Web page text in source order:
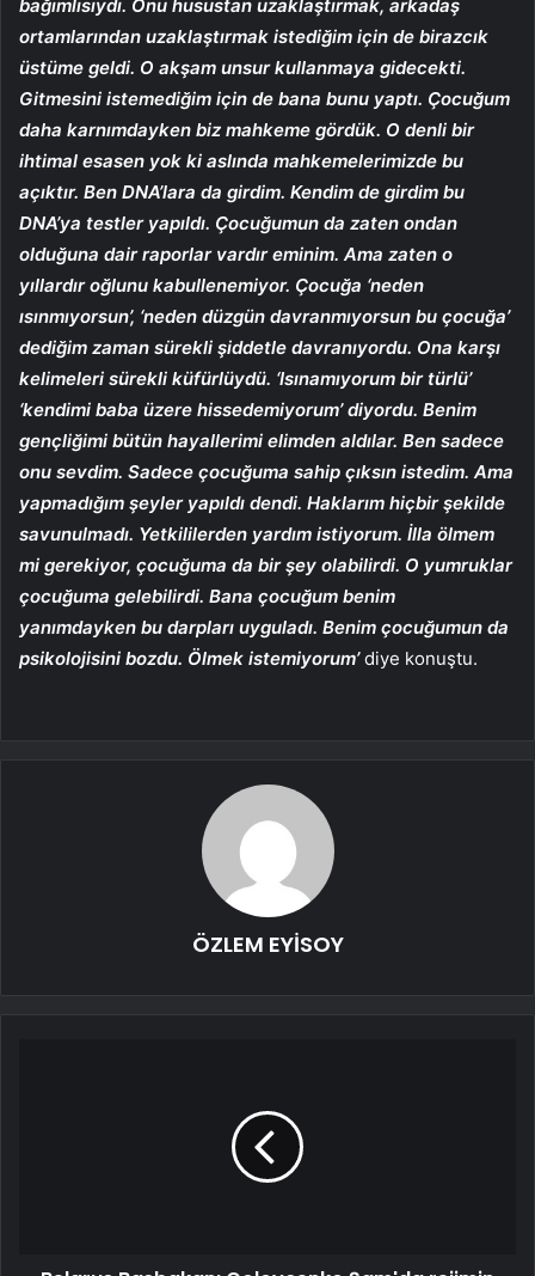
bağımlısıydı. Onu husustan uzaklaştırmak, arkadaş
ortamlarından uzaklaştırmak istediğim için de birazcık
üstüme geldi. O akşam unsur kullanmaya gidecekti.
Gitmesini istemediğim için de bana bunu yaptı. Çocuğum
daha karnımdayken biz mahkeme gördük. O denli bir
ihtimal esasen yok ki aslında mahkemelerimizde bu
açıktır. Ben DNA’lara da girdim. Kendim de girdim bu
DNA’ya testler yapıldı. Çocuğumun da zaten ondan
olduğuna dair raporlar vardır eminim. Ama zaten o
yıllardır oğlunu kabullenemiyor. Çocuğa ‘neden
ısınmıyorsun’, ‘neden düzgün davranmıyorsun bu çocuğa’
dediğim zaman sürekli şiddetle davranıyordu. Ona karşı
kelimeleri sürekli küfürlüydü. ‘Isınamıyorum bir türlü’
‘kendimi baba üzere hissedemiyorum’ diyordu. Benim
gençliğimi bütün hayallerimi elimden aldılar. Ben sadece
onu sevdim. Sadece çocuğuma sahip çıksın istedim. Ama
yapmadığım şeyler yapıldı dendi. Haklarım hiçbir şekilde
savunulmadı. Yetkililerden yardım istiyorum. İlla ölmem
mi gerekiyor, çocuğuma da bir şey olabilirdi. O yumruklar
çocuğuma gelebilirdi. Bana çocuğum benim
yanımdayken bu darpları uyguladı. Benim çocuğumun da
psikolojisini bozdu. Ölmek istemiyorum’diye konuştu.
ÖZLEM EYİSOY